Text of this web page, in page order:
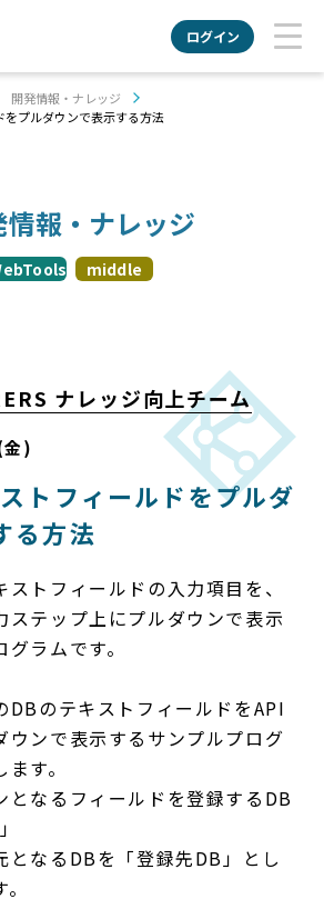
ログイン
開発情報・ナレッジ
をプルダウンで表示する方法
情報・ナレッジ
middle
ナレッジ向上チーム
)
トフィールドをプルダ
る方法
トフィールドの入力項目を、
ステップ上にプルダウンで表示
ラムです。
DBのテキストフィールドをAPI
ウンで表示するサンプルプログ
す。
となるフィールドを登録するDB
となるDBを「登録先DB」とし